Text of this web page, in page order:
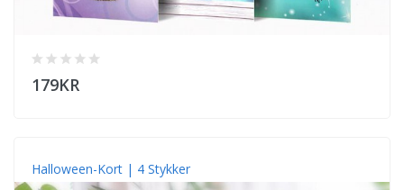
179KR
Halloween-Kort | 4 Stykker